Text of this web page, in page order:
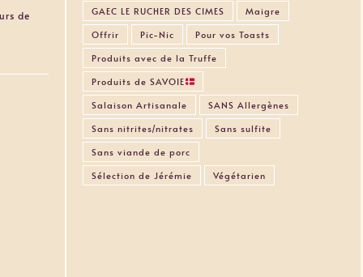
de
GAEC LE RUCHER DES CIMES
Maigre
Offrir
Pic-Nic
Pour vos Toasts
Produits avec de la Truffe
Produits de SAVOIE
Salaison Artisanale
SANS Allergènes
Sans nitrites/nitrates
Sans sulfite
Sans viande de porc
Sélection de Jérémie
Végétarien